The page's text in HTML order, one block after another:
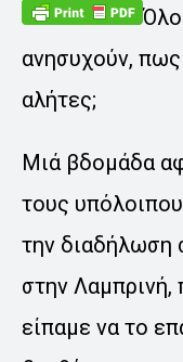
ανησυχούν, πως
αλήτες;
Μιά βδομάδα
τους
την διαδήλωση
στην
είπαμε να το